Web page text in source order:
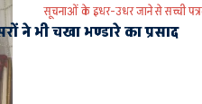
सूचनाओं के इधर-उधर जाने से सच्ची
ने भी चखा भण्डारे का प्रसाद